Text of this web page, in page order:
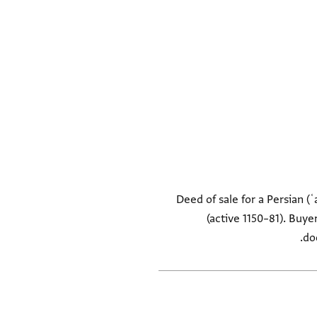
Deed of sale for a Persian
(active 1150–81).